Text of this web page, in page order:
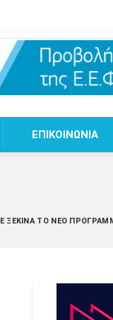
EΠΙΚΟΙΝΩΝΙΑ
ΞΕΚΙΝΆ ΤΟ ΝΈΟ